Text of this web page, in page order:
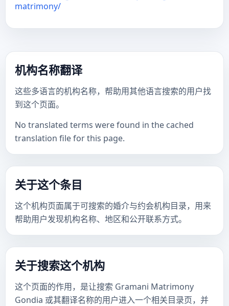
matrimony/
机构名称翻译
这些多语言的机构名称，帮助用其他语言搜索的用户找
到这个页面。
No translated terms were found in the cached
translation file for this page.
关于这个条目
这个机构页面属于可搜索的婚介与约会机构目录，用来
帮助用户发现机构名称、地区和公开联系方式。
关于搜索这个机构
这个页面的作用，是让搜索 Gramani Matrimony
Gondia 或其翻译名称的用户进入一个相关目录页，并